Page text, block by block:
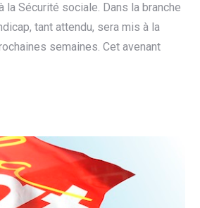
Sécurité sociale. Dans la branche
tant attendu, sera mis à la
semaines. Cet avenant